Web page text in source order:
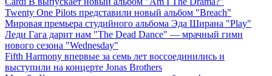
Twenty One Pilots представили новый альбом "Breach"
Мировая премьера студийного альбома Эда Ширана "Play"
Леди Гага дарит нам "The Dead Dance" — мрачный гимн
нового сезона "Wednesday"
Fifth Harmony впервые за семь лет воссоединились и
выступили на концерте Jonas Brothers